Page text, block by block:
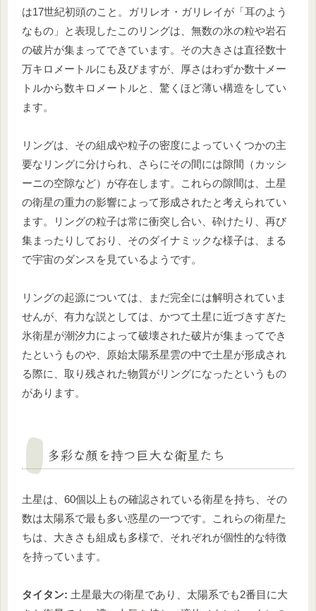
は17世紀初頭のこと。ガリレオ・ガリレイが「耳のよう
なもの」と表現したこのリングは、無数の氷の粒や岩石
の破片が集まってできています。その大きさは直径数十
万キロメートルにも及びますが、厚さはわずか数十メー
トルから数キロメートルと、驚くほど薄い構造をしてい
ます。
リングは、その組成や粒子の密度によっていくつかの主
要なリングに分けられ、さらにその間には隙間（カッシ
ーニの空隙など）が存在します。これらの隙間は、土星
の衛星の重力の影響によって形成されたと考えられてい
ます。リングの粒子は常に衝突し合い、砕けたり、再び
集まったりしており、そのダイナミックな様子は、まる
で宇宙のダンスを見ているようです。
リングの起源については、まだ完全には解明されていま
せんが、有力な説としては、かつて土星に近づきすぎた
氷衛星が潮汐力によって破壊された破片が集まってでき
たというものや、原始太陽系星雲の中で土星が形成され
る際に、取り残された物質がリングになったというもの
があります。
多彩な顔を持つ巨大な衛星たち
土星は、60個以上もの確認されている衛星を持ち、その
数は太陽系で最も多い惑星の一つです。これらの衛星た
ちは、大きさも組成も多様で、それぞれが個性的な特徴
を持っています。
タイタン: 土星最大の衛星であり、太陽系でも2番目に大